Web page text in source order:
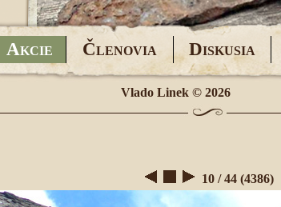
AKCIE ČLENOVIA DISKUSIA
Vlado Linek © 2026
10 / 44 (4386)